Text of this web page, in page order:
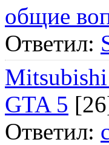
общие
Ответил:
GTA 5
Ответил: